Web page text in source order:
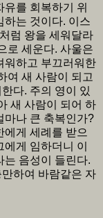
를 회복하기 위
하는 것이다. 이스
럼 왕을 세워달라
로 세운다. 사울은
워하고 부끄러워한
여 새 사람이 되고
다. 주의 영이 있
새 사람이 되어 하
마나 큰 축복인가?
에게 세례를 받으
게 임하더니 이
는 음성이 들린다.
하여 바람같은 자